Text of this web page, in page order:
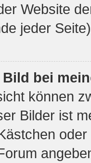
Website
jeder
bei
können
Bilder ist